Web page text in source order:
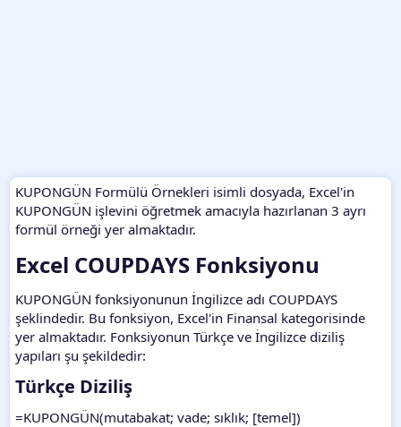
KUPONGÜN Formülü Örnekleri isimli dosyada, Excel'in
KUPONGÜN işlevini öğretmek amacıyla hazırlanan 3 ayrı
formül örneği yer almaktadır.
Excel COUPDAYS Fonksiyonu​
KUPONGÜN fonksiyonunun İngilizce adı COUPDAYS
şeklindedir. Bu fonksiyon, Excel'in Finansal kategorisinde
yer almaktadır. Fonksiyonun Türkçe ve İngilizce diziliş
yapıları şu şekildedir:
Türkçe Diziliş​
=KUPONGÜN(mutabakat; vade; sıklık; [temel])